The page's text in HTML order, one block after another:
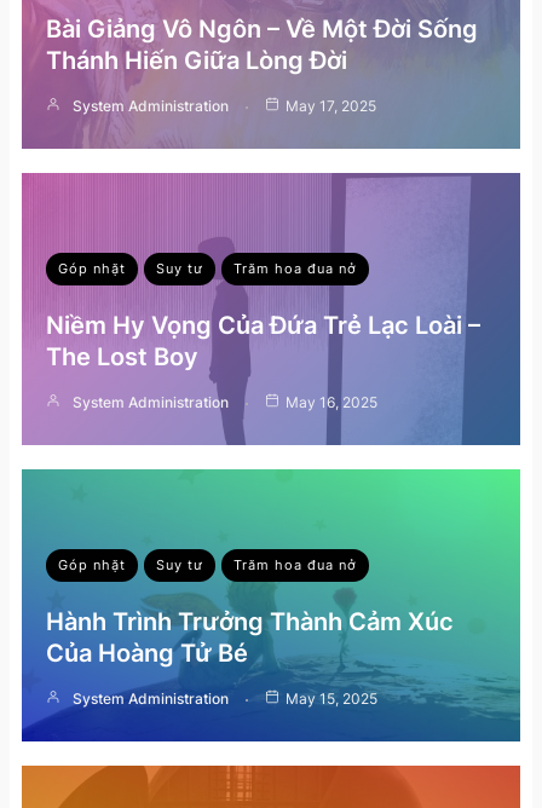
Bài Giảng Vô Ngôn – Về Một Đời Sống
Thánh Hiến Giữa Lòng Đời
System Administration May 17, 2025
Góp nhặt Suy tư Trăm hoa đua nở
Niềm Hy Vọng Của Đứa Trẻ Lạc Loài –
The Lost Boy
System Administration May 16, 2025
Góp nhặt Suy tư Trăm hoa đua nở
Hành Trình Trưởng Thành Cảm Xúc
Của Hoàng Tử Bé
System Administration May 15, 2025